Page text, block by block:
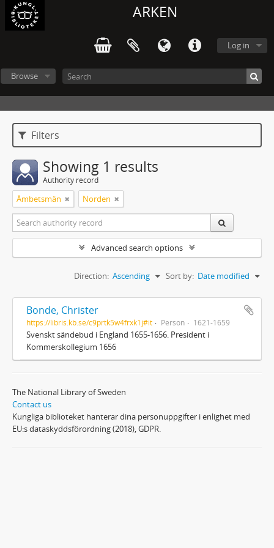
ARKEN
Log in
Browse
Filters
Showing 1 results
Authority record
Ämbetsmän Norden
Advanced search options
Sort by: Date modified
Direction: Ascending
Bonde, Christer
https://libris.kb.se/c9prtk5w4frxk1j#it Person 1621-1659
Svenskt sändebud i England 1655-1656. President i
Kommerskollegium 1656
The National Library of Sweden
Contact us
Kungliga biblioteket hanterar dina personuppgifter i enlighet med
EU:s dataskyddsförordning (2018), GDPR.